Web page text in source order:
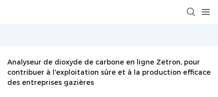
Analyseur de dioxyde de carbone en ligne Zetron, pour
contribuer à l'exploitation sûre et à la production efficace
des entreprises gazières